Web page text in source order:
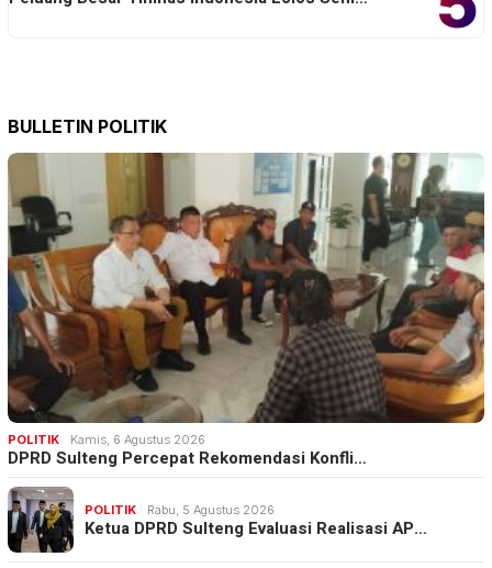
BULLETIN POLITIK
POLITIK Kamis, 6 Agustus 2026
DPRD Sulteng Percepat Rekomendasi Konfli…
POLITIK Rabu, 5 Agustus 2026
Ketua DPRD Sulteng Evaluasi Realisasi AP…